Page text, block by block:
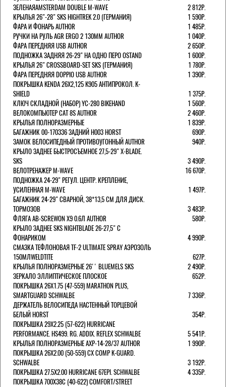
ЗЕЛЕНАЯAMSTERDAM DOUBLE M-WAVE
2 812Р.
КРЫЛЬЯ 26"-28" SKS HIGHTREK 2.0 (ГЕРМАНИЯ)
1 590Р.
ФАРА И ФОНАРЬ AUTHOR
1 485Р.
РУЧКИ НА РУЛЬ AGR ERGO 2 130ММ AUTHOR
1 040Р.
ФАРА ПЕРЕДНЯЯ USB AUTHOR
2 650Р.
ПОДНОЖКА ЗАДНЯЯ 26-29" НА ОДНО ПЕРО OSTAND
1 600Р.
КРЫЛЬЯ 26" CROSSBOARD-SET SKS (ГЕРМАНИЯ)
1 780Р.
ФАРА ПЕРЕДНЯЯ DOPPIO USB AUTHOR
1 390Р.
ПОКРЫШКА KENDA 26Х2,125 K905 АНТИПРОКОЛ. K-
SHIELD
1 375Р.
КЛЮЧ СКЛАДНОЙ (НАБОР) YC-280 BIKEHAND
1 560Р.
ВЕЛОКОМПЬЮТЕР CAT 8S AUTHOR
2 460Р.
КРЫЛЬЯ ПОЛНОРАЗМЕРНЫЕ
1 839Р.
БАГАЖНИК 00-170336 ЗАДНИЙ H003 HORST
690Р.
ЗАМОК ВЕЛОСИПЕДНЫЙ ПРОТИВОУГОННЫЙ AUTHOR
940Р.
КРЫЛО ЗАДНЕЕ БЫСТРОСЪЕМНОЕ 27,5-29" X-BLADE.
SKS
3 490Р.
ВЕЛОТРЕНАЖЕР M-WAVE
16 670Р.
ПОДНОЖКА 24-29" РЕГУЛ. ЦЕНТР. КРЕПЛЕНИЕ,
УСИЛЕННАЯ M-WAVE
1 497Р.
БАГАЖНИК 24-29" СВАРНОЙ, 38*13,5 СМ ДЛЯ ДИСК.
ТОРМОЗОВ
3 483Р.
ФЛЯГА AB-SCREWON X9 0.6Л AUTHOR
580Р.
КРЫЛО ЗАДНЕЕ SKS NIGHTBLADE 26-27,5" С
ФОНАРИКОМ
4 990Р.
СМАЗКА ТЕФЛОНОВАЯ TF-2 ULTIMATE SPRAY АЭРОЗОЛЬ
150МЛWELDTITE
627Р.
КРЫЛЬЯ ПОЛНОРАЗМЕРНЫЕ 26'' BLUEMELS SKS
2 490Р.
ЗЕРКАЛО ЭЛЛИПТИЧЕСКОЕ ПЛОСКОЕ
652Р.
ПОКРЫШКА 26X1.75 (47-559) MARATHON PLUS,
SMARTGUARD SCHWALBE
7 336Р.
ДЕРЖАТЕЛЬ ВЕЛОCИПЕДА НАСТЕННЫЙ ТОРЦЕВОЙ
БЕЛЫЙ HORST
354Р.
ПОКРЫШКА 29X2.25 (57-622) HURRICANE
PERFORMANCE. HS499. RG. ADDIX. REFLEX SCHWALBE
5 541Р.
КРЫЛЬЯ ПОЛНОРАЗМЕРНЫЕ AXP-14-28/37 AUTHOR
1 990Р.
ПОКРЫШКА 26X2.00 (50-559) CX COMP K-GUARD.
SCHWALBE
3 192Р.
ПОКРЫШКА 27.5X2.00 HURRICANE 67EPI. SCHWALBE
4 335Р.
ПОКРЫШКА 700X38С (40-622) COMFORT/STREET